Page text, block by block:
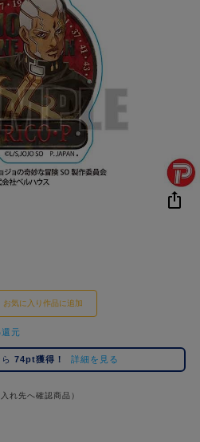
お気に入り作品に追加
元
74pt獲得！ 詳細を見る
れ先へ確認商品）